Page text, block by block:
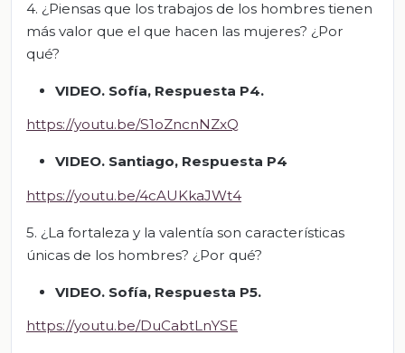
4. ¿Piensas que los trabajos de los hombres tienen
más valor que el que hacen las mujeres? ¿Por
qué?
VIDEO. Sofía, Respuesta P4.
https://youtu.be/S1oZncnNZxQ
VIDEO. Santiago, Respuesta P4
https://youtu.be/4cAUKkaJWt4
5. ¿La fortaleza y la valentía son características
únicas de los hombres? ¿Por qué?
VIDEO. Sofía, Respuesta P5.
https://youtu.be/DuCabtLnYSE